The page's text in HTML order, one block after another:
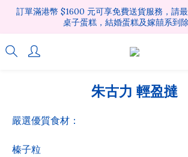
訂單滿港幣 $1600 元可享免費送貨服務，請
桌子蛋糕，結婚蛋糕及嫁囍系到除
朱古力 輕盈撻
嚴選優質食材：
榛子粒